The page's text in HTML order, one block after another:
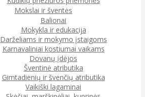
Mokslai ir šventės
Balionai
Mokykla ir edukacija
Darželiams ir mokymo įstaigoms
Karnavaliniai kostiumai vaikams
Dovanų įdėjos
Šventinė atributika
Gimtadienių ir švenčių atributika
Vaikiški lagaminai